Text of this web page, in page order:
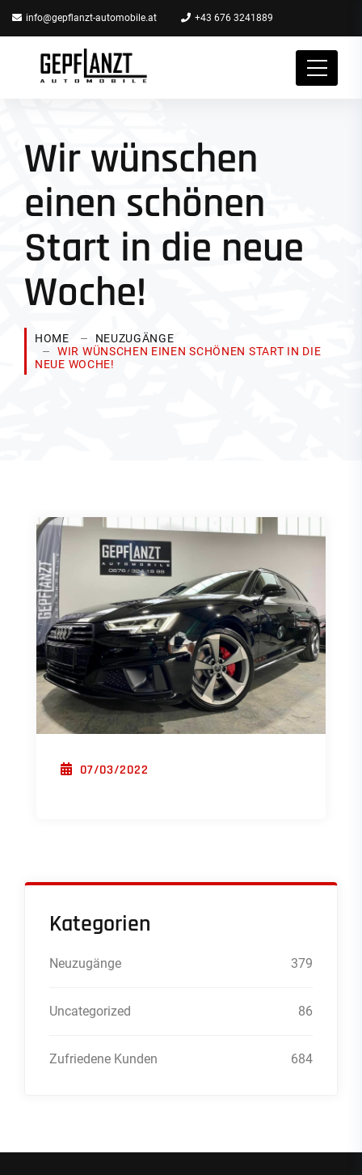
info@gepflanzt-automobile.at +43 676 3241889
Wir wünschen
einen schönen
Start in die neue
Woche!
HOME
NEUZUGÄNGE
WIR WÜNSCHEN EINEN SCHÖNEN START IN DIE
NEUE WOCHE!
POSTED ON
07/03/2022
Kategorien
Neuzugänge 379
Uncategorized 86
Zufriedene Kunden 684